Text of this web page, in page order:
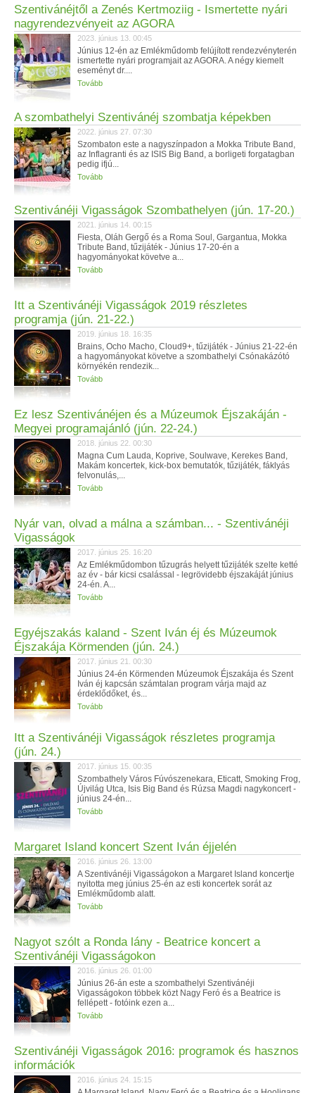
Szentivánéjtől a Zenés Kertmoziig - Ismertette nyári
nagyrendezvényeit az AGORA
2023. június 13. 00:45
Június 12-én az Emlékműdomb felújított rendezvényterén
ismertette nyári programjait az AGORA. A négy kiemelt
eseményt dr....
Tovább
A szombathelyi Szentivánéj szombatja képekben
2022. június 27. 07:30
Szombaton este a nagyszínpadon a Mokka Tribute Band,
az Inflagranti és az ISIS Big Band, a borligeti forgatagban
pedig ifjú...
Tovább
Szentivánéji Vigasságok Szombathelyen (jún. 17-20.)
2021. június 14. 00:15
Fiesta, Oláh Gergő és a Roma Soul, Gargantua, Mokka
Tribute Band, tűzijáték - Június 17-20-én a
hagyományokat követve a...
Tovább
Itt a Szentivánéji Vigasságok 2019 részletes
programja (jún. 21-22.)
2019. június 18. 16:35
Brains, Ocho Macho, Cloud9+, tűzijáték - Június 21-22-én
a hagyományokat követve a szombathelyi Csónakázótó
környékén rendezik...
Tovább
Ez lesz Szentivánéjen és a Múzeumok Éjszakáján -
Megyei programajánló (jún. 22-24.)
2018. június 22. 00:30
Magna Cum Lauda, Koprive, Soulwave, Kerekes Band,
Makám koncertek, kick-box bemutatók, tűzijáték, fáklyás
felvonulás,...
Tovább
Nyár van, olvad a málna a számban... - Szentivánéji
Vigasságok
2017. június 25. 16:20
Az Emlékműdombon tűzugrás helyett tűzijáték szelte ketté
az év - bár kicsi csalással - legrövidebb éjszakáját június
24-én. A...
Tovább
Egyéjszakás kaland - Szent Iván éj és Múzeumok
Éjszakája Körmenden (jún. 24.)
2017. június 21. 00:30
Június 24-én Körmenden Múzeumok Éjszakája és Szent
Iván éj kapcsán számtalan program várja majd az
érdeklődőket, és...
Tovább
Itt a Szentivánéji Vigasságok részletes programja
(jún. 24.)
2017. június 15. 00:35
Szombathely Város Fúvószenekara, Eticatt, Smoking Frog,
Újvilág Utca, Isis Big Band és Rúzsa Magdi nagykoncert -
június 24-én...
Tovább
Margaret Island koncert Szent Iván éjjelén
2016. június 26. 13:00
A Szentivánéji Vigasságokon a Margaret Island koncertje
nyitotta meg június 25-én az esti koncertek sorát az
Emlékműdomb alatt.
Tovább
Nagyot szólt a Ronda lány - Beatrice koncert a
Szentivánéji Vigasságokon
2016. június 26. 01:00
Június 26-án este a szombathelyi Szentivánéji
Vigasságokon többek közt Nagy Feró és a Beatrice is
fellépett - fotóink ezen a...
Tovább
Szentivánéji Vigasságok 2016: programok és hasznos
információk
2016. június 24. 15:15